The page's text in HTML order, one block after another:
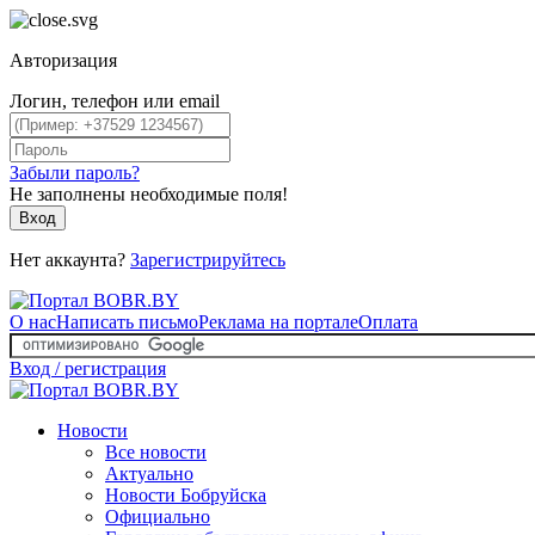
Авторизация
Логин, телефон или email
Забыли пароль?
Не заполнены необходимые поля!
Вход
Нет аккаунта? Зарегистрируйтесь
О насНаписать письмоРеклама на порталеОплата
Вход / регистрация
Новости
Все новости
Актуально
Новости Бобруйска
Официально